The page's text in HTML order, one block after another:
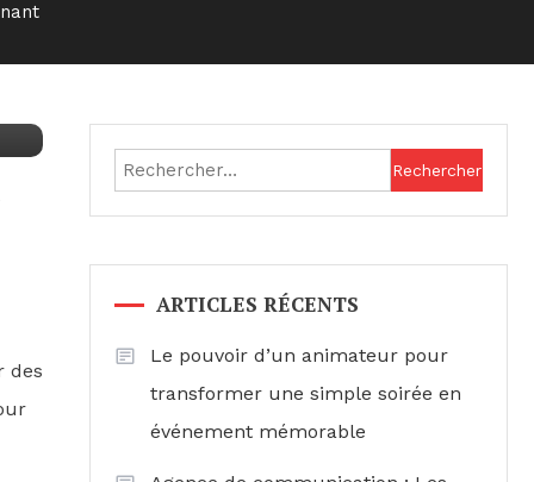
des
Rechercher :
ARTICLES RÉCENTS
Le pouvoir d’un animateur pour
transformer une simple soirée en
événement mémorable